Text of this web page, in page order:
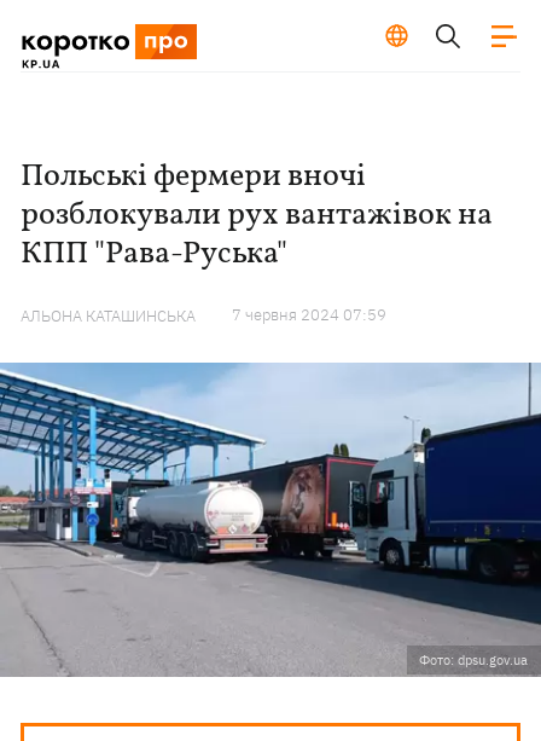
Польські фермери вночі
розблокували рух вантажівок на
КПП "Рава-Руська"
АЛЬОНА КАТАШИНСЬКА 7 червня 2024 07:59
Фото: dpsu.gov.ua